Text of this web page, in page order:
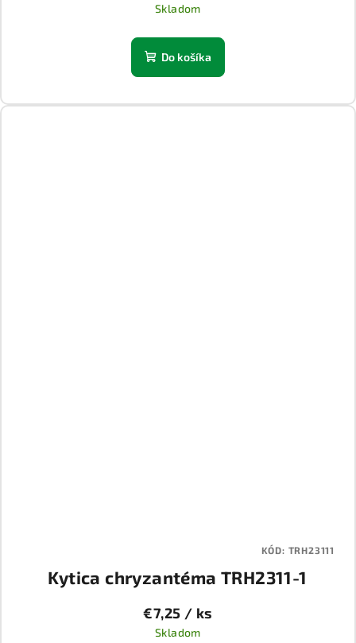
Skladom
Do košíka
Kytica chryzantéma TRH2311-1
€7,25 / ks
Skladom
KÓD: TRH23111